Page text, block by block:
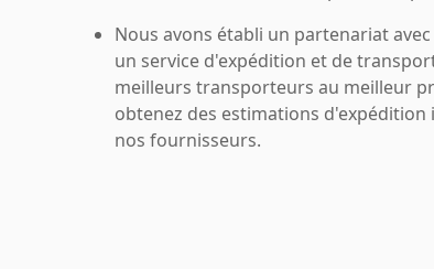
Nous avons établi un partenariat
un service d'expédition et de
meilleurs transporteurs au meilleur
obtenez des estimations d'expédition
nos fournisseurs.